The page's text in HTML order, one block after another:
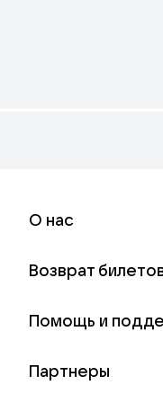
О нас
Возврат
Помощь и
Партнеры